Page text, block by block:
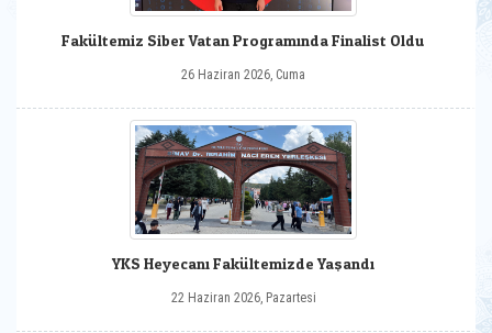
Fakültemiz Siber Vatan Programında Finalist Oldu
26 Haziran 2026, Cuma
YKS Heyecanı Fakültemizde Yaşandı
22 Haziran 2026, Pazartesi